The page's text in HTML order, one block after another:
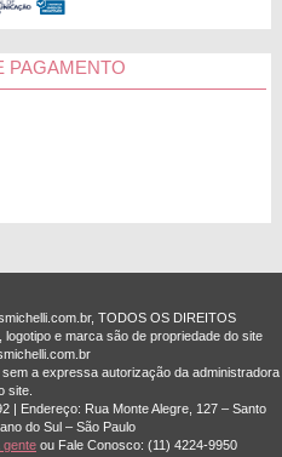
PAGAMENTO
TODOS OS DIREITOS
e marca são de propriedade do site
a expressa autorização da administradora
site.
| Endereço: Rua Monte Alegre, 127 – Santo
do Sul – São Paulo
gente ou Fale Conosco: (11) 4224-9950